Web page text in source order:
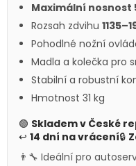
Maximální nosnost
Rozsah zdvihu
Pohodlné nožní
Madla a kolečka pro
Stabilní a robustní
Hmotnost 31 kg
🟢 Skladem v České
↩ 14 dní na vrácení🔒
👨‍🔧 Ideální pro